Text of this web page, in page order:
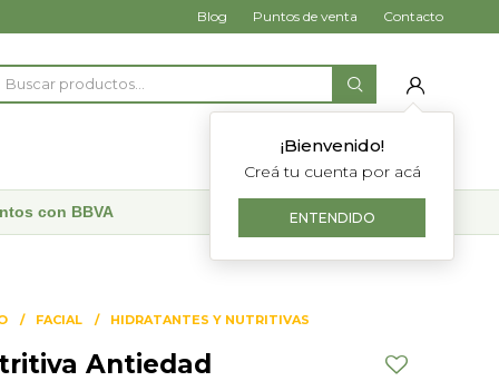
¡Bienvenido!
Creá tu cuenta por acá
ENTENDIDO
Blog Puntos de venta Contacto
con BBVA
FACIAL HIDRATANTES Y NUTRITIVAS
Antiedad